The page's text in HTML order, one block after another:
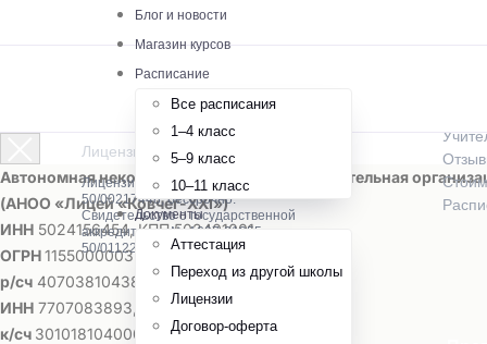
Блог и новости
Магазин курсов
Расписание
Все расписания
1–4 класс
5–9 класс
10–11 класс
Документы
Аттестация
Переход из другой школы
Лицензии
Договор-оферта
Автономная некоммерческая общеобразовательная
(АНОО «Лицей «Ковчег-ХХI»)
ИНН 5024156454, КПП 502401001
ОГРН1155000003201, ОКПО39838624
р/сч 40703810438000015003 в ПАО Сбербанк
ИНН 7707083893, КПП 775001001
к/сч 30101810400000000225
Лицензированная онлайн-школа
Лицензия № Л035-01255-
50/00217448, бессрочно.
Свидетельство о государственной
аккредитации № А007-01255-
50/01122852